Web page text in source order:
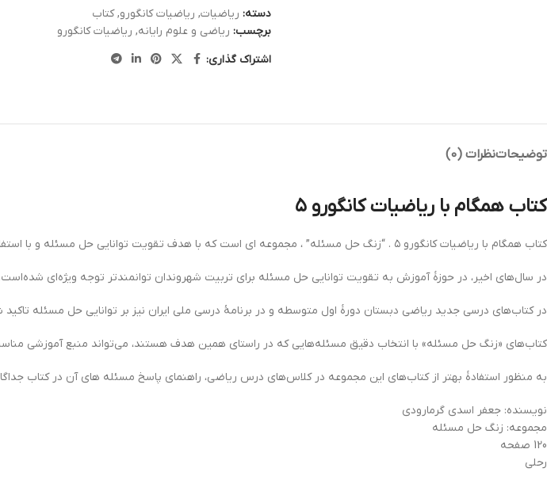
دسته: ریاضیات, ریاضیات کانگورو, کتاب
برچسب: ریاضی و علوم رایانه, ریاضیات کانگورو
اشتراک گذاری:
توضیحاتنظرات (0)
کتاب همگام با ریاضیات کانگورو ۵
کتاب همگام با ریاضیات کانگورو ۵ . “زنگ حل مسئله” ، مجموعه اي است که با هدف تقویت توانایی حل مسئله و با استفاده از مسائل ریاضیات کانگورو، برای دانش‌آموزان تهیه شده‌است.
در سال‌های اخیر، در حوزۀ آموزش به تقویت توانایی حل مسئله برای تربیت شهروندان توانمندتر توجه ویژه‌ای شده‌است.
در کتاب‌های درسی جدید ریاضی دبستان دورۀ اول متوسطه و در برنامۀ درسی ملی ایران نیز بر توانایی حل مسئله
کتاب‌های «زنگ حل مسئله» با انتخاب دقیق مسئله‌هایی که در راستای همین هدف هستند، می‌تواند منبع آموزشی
به منظور استفادۀ بهتر از کتاب‌های این مجموعه در کلاس‌های درس ریاضی، راهنمای پاسخ مسئله هاي آن در کتاب
نویسنده: جعفر اسدي گرمارودي
مجموعه: زنگ حل مسئله
120 صفحه
رحلی